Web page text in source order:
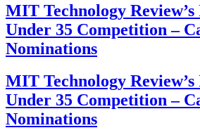
MIT Technology
Under 35 Competition –
Nominations
MIT Technology
Under 35 Competition –
Nominations